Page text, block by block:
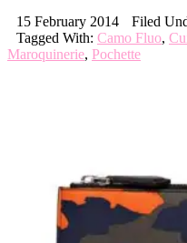
15 February 2014 Filed
Tagged With: Camo Fluo,
Maroquinerie, Pochette